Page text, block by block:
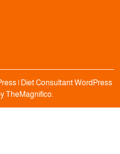
| Diet Consultant WordPress
TheMagnifico.